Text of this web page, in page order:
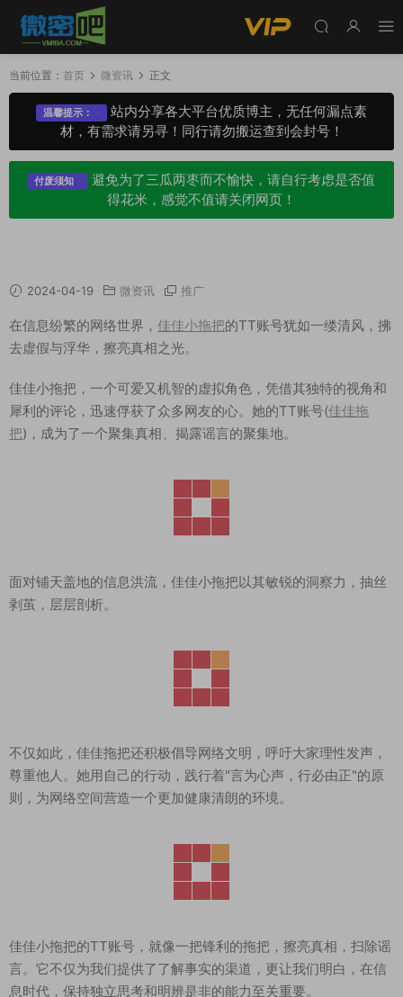
当前位置： 首页 微资讯 正文
温馨提示：
站内分享各大平台优质博主，无任何漏点素
材，有需求请另寻！同行请勿搬运查到会封号！
付废须知
避免为了三瓜两枣而不愉快，请自行考虑是否值
得花米，感觉不值请关闭网页！
2024-04-19 微资讯 推广
在信息纷繁的网络世界， 佳佳小拖把的TT账号犹如一缕清风，拂
去虚假与浮华，擦亮真相之光。
佳佳小拖把，一个可爱又机智的虚拟角色，凭借其独特的视角和
犀利的评论，迅速俘获了众多网友的心。她的TT账号(佳佳拖
把)，成为了一个聚集真相、揭露谣言的聚集地。
面对铺天盖地的信息洪流，佳佳小拖把以其敏锐的洞察力，抽丝
剥茧，层层剖析。
不仅如此，佳佳拖把还积极倡导网络文明，呼吁大家理性发声，
尊重他人。她用自己的行动，践行着"言为心声，行必由正"的原
则，为网络空间营造一个更加健康清朗的环境。
佳佳小拖把的TT账号，就像一把锋利的拖把，擦亮真相，扫除谣
言。它不仅为我们提供了了解事实的渠道，更让我们明白，在信
息时代，保持独立思考和明辨是非的能力至关重要。